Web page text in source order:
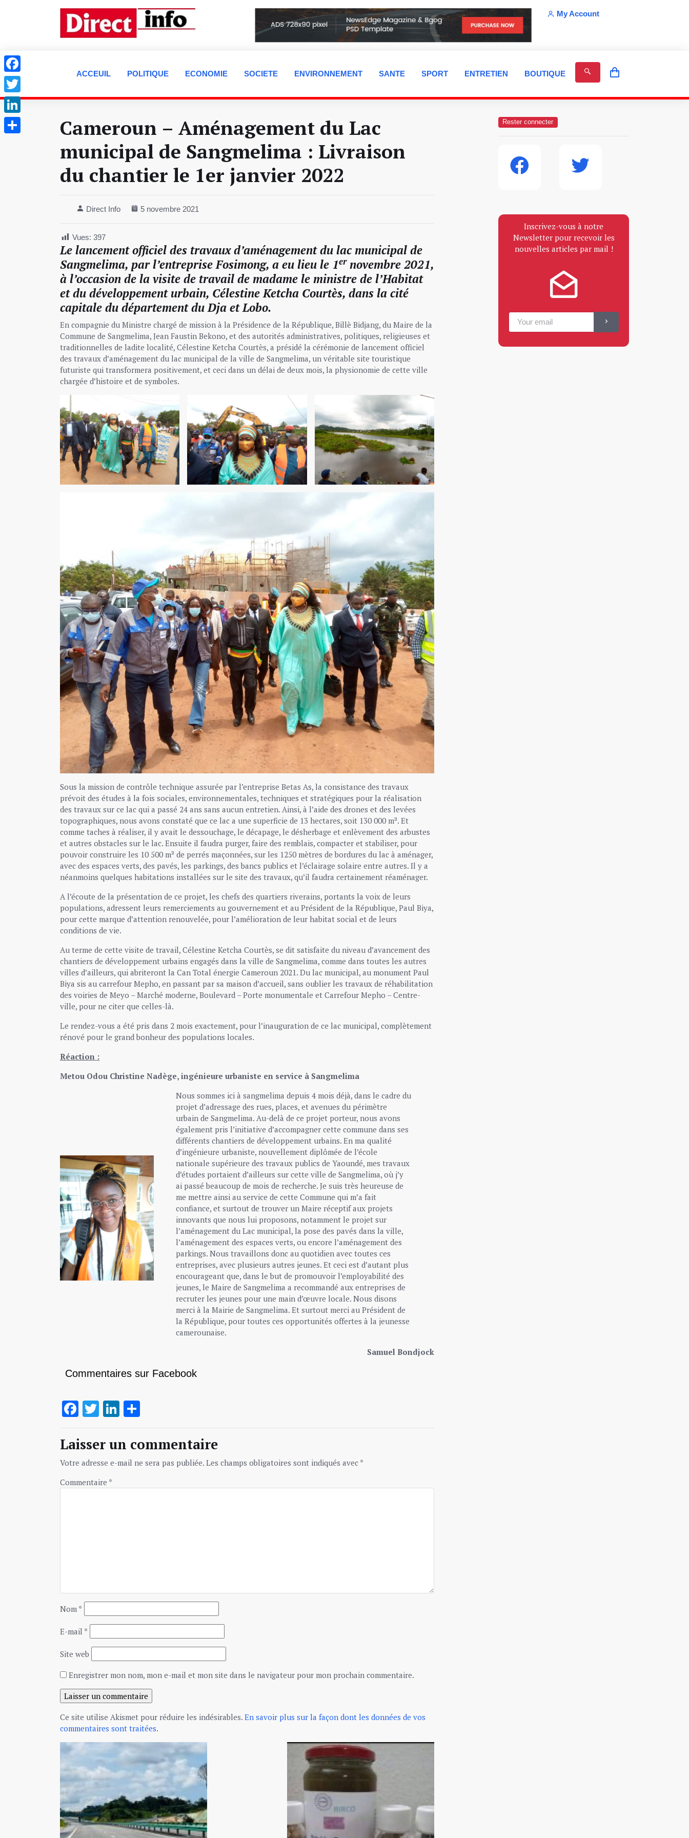
My Account
ACCEUIL POLITIQUE ECONOMIE SOCIETE ENVIRONNEMENT SANTE SPORT ENTRETIEN BOUTIQUE
Cameroun – Aménagement du Lac
municipal de Sangmelima : Livraison
du chantier le 1er janvier 2022
Direct Info 5 novembre 2021
Vues: 397
Le lancement officiel des travaux d’aménagement du lac municipal de
Sangmelima, par l’entreprise Fosimong, a eu lieu le 1ernovembre 2021,
à l’occasion de la visite de travail de madame le ministre de l’Habitat
et du développement urbain, Célestine Ketcha Courtès, dans la cité
capitale du département du Dja et Lobo.
En compagnie du Ministre chargé de mission à la Présidence de la République, Billè Bidjang, du Maire de la
Commune de Sangmelima, Jean Faustin Bekono, et des autorités administratives, politiques, religieuses et
traditionnelles de ladite localité, Célestine Ketcha Courtès, a présidé la cérémonie de lancement officiel
des travaux d’aménagement du lac municipal de la ville de Sangmelima, un véritable site touristique
futuriste qui transformera positivement, et ceci dans un délai de deux mois, la physionomie de cette ville
chargée d’histoire et de symboles.
Sous la mission de contrôle technique assurée par l’entreprise Betas As, la consistance des travaux
prévoit des études à la fois sociales, environnementales, techniques et stratégiques pour la réalisation
des travaux sur ce lac qui a passé 24 ans sans aucun entretien. Ainsi, à l’aide des drones et des levées
topographiques, nous avons constaté que ce lac a une superficie de 13 hectares, soit 130 000 m². Et
comme taches à réaliser, il y avait le dessouchage, le décapage, le désherbage et enlèvement des arbustes
et autres obstacles sur le lac. Ensuite il faudra purger, faire des remblais, compacter et stabiliser, pour
pouvoir construire les 10 500 m² de perrés maçonnées, sur les 1250 mètres de bordures du lac à aménager,
avec des espaces verts, des pavés, les parkings, des bancs publics et l’éclairage solaire entre autres. Il y a
néanmoins quelques habitations installées sur le site des travaux, qu’il faudra certainement réaménager.
A l’écoute de la présentation de ce projet, les chefs des quartiers riverains, portants la voix de leurs
populations, adressent leurs remerciements au gouvernement et au Président de la République, Paul Biya,
pour cette marque d’attention renouvelée, pour l’amélioration de leur habitat social et de leurs
conditions de vie.
Au terme de cette visite de travail, Célestine Ketcha Courtès, se dit satisfaite du niveau d’avancement des
chantiers de développement urbains engagés dans la ville de Sangmelima, comme dans toutes les autres
villes d’ailleurs, qui abriteront la Can Total énergie Cameroun 2021. Du lac municipal, au monument Paul
Biya sis au carrefour Mepho, en passant par sa maison d’accueil, sans oublier les travaux de réhabilitation
des voiries de Meyo – Marché moderne, Boulevard – Porte monumentale et Carrefour Mepho – Centre-
ville, pour ne citer que celles-là.
Le rendez-vous a été pris dans 2 mois exactement, pour l’inauguration de ce lac municipal, complètement
rénové pour le grand bonheur des populations locales.
Réaction :
Metou Odou Christine Nadège, ingénieure urbaniste en service à Sangmelima
Nous sommes ici à sangmelima depuis 4 mois déjà, dans le cadre du
projet d’adressage des rues, places, et avenues du périmètre
urbain de Sangmelima. Au-delà de ce projet porteur, nous avons
également pris l’initiative d’accompagner cette commune dans ses
différents chantiers de développement urbains. En ma qualité
d’ingénieure urbaniste, nouvellement diplômée de l’école
nationale supérieure des travaux publics de Yaoundé, mes travaux
d’études portaient d’ailleurs sur cette ville de Sangmelima, où j’y
ai passé beaucoup de mois de recherche. Je suis très heureuse de
me mettre ainsi au service de cette Commune qui m’a fait
confiance, et surtout de trouver un Maire réceptif aux projets
innovants que nous lui proposons, notamment le projet sur
l’aménagement du Lac municipal, la pose des pavés dans la ville,
l’aménagement des espaces verts, ou encore l’aménagement des
parkings. Nous travaillons donc au quotidien avec toutes ces
entreprises, avec plusieurs autres jeunes. Et ceci est d’autant plus
encourageant que, dans le but de promouvoir l’employabilité des
jeunes, le Maire de Sangmelima a recommandé aux entreprises de
recruter les jeunes pour une main d’œuvre locale. Nous disons
merci à la Mairie de Sangmelima. Et surtout merci au Président de
la République, pour toutes ces opportunités offertes à la jeunesse
camerounaise.
Samuel Bondjock
Commentaires sur Facebook
Facebook
TwitterLinkedIn
Laisser un commentaire
Votre adresse e-mail ne sera pas publiée. Les champs obligatoires sont indiqués avec *
Commentaire *
Nom *
E-mail *
Site web
Enregistrer mon nom, mon e-mail et mon site dans le navigateur pour mon prochain commentaire.
Ce site utilise Akismet pour réduire les indésirables. En savoir plus sur la façon dont les données de vos
commentaires sont traitées.
Rester connecter
Inscrivez-vous à notre
Newsletter pour recevoir les
nouvelles articles par mail !
Facebook
Twitter
LinkedIn